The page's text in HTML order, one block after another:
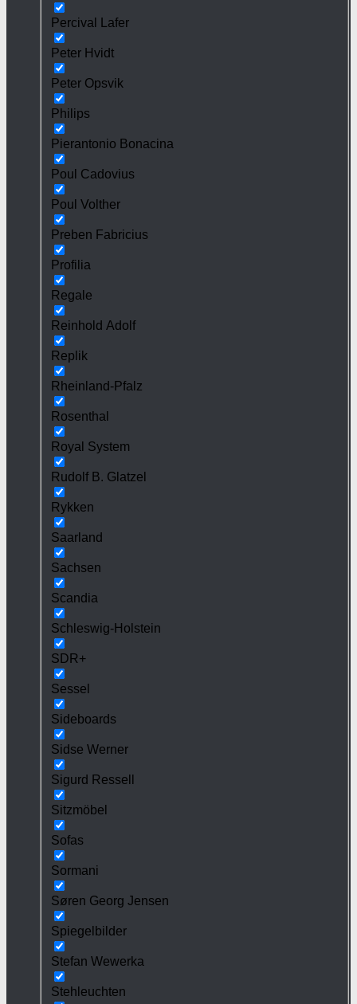
Percival Lafer
Peter Hvidt
Peter Opsvik
Philips
Pierantonio Bonacina
Poul Cadovius
Poul Volther
Preben Fabricius
Profilia
Regale
Reinhold Adolf
Replik
Rheinland-Pfalz
Rosenthal
Royal System
Rudolf B. Glatzel
Rykken
Saarland
Sachsen
Scandia
Schleswig-Holstein
SDR+
Sessel
Sideboards
Sidse Werner
Sigurd Ressell
Sitzmöbel
Sofas
Sormani
Søren Georg Jensen
Spiegelbilder
Stefan Wewerka
Stehleuchten